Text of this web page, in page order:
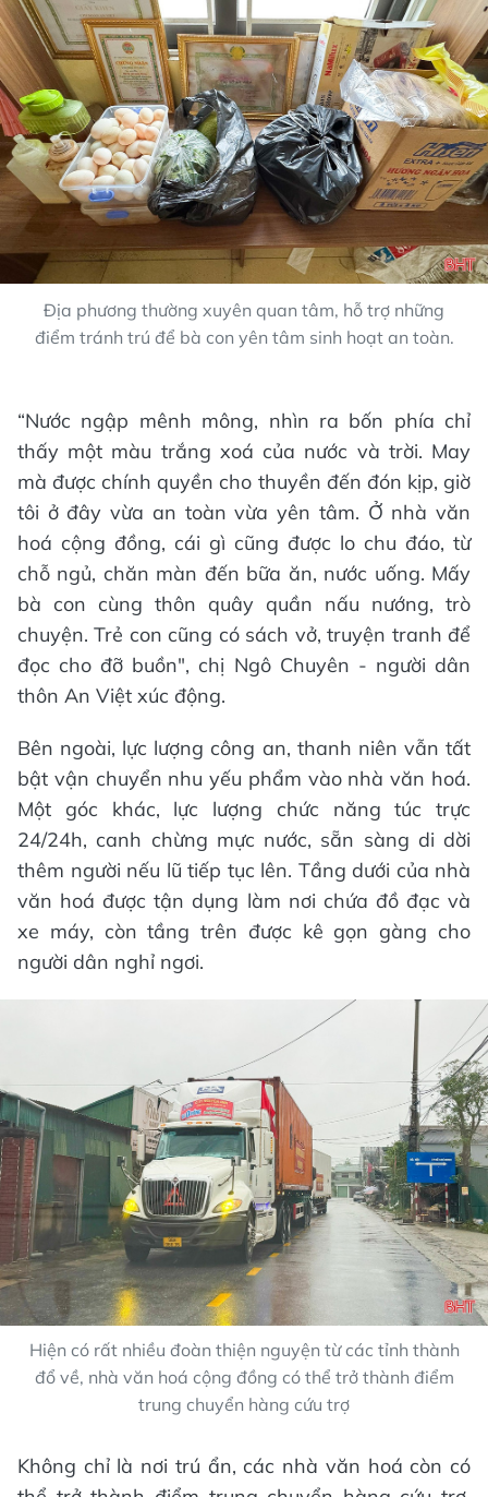
Địa phương thường xuyên quan tâm, hỗ trợ những
điểm tránh trú để bà con yên tâm sinh hoạt an toàn.
“Nước ngập mênh mông, nhìn ra bốn phía chỉ
thấy một màu trắng xoá của nước và trời. May
mà được chính quyền cho thuyền đến đón kịp, giờ
tôi ở đây vừa an toàn vừa yên tâm. Ở nhà văn
hoá cộng đồng, cái gì cũng được lo chu đáo, từ
chỗ ngủ, chăn màn đến bữa ăn, nước uống. Mấy
bà con cùng thôn quây quần nấu nướng, trò
chuyện. Trẻ con cũng có sách vở, truyện tranh để
đọc cho đỡ buồn", chị Ngô Chuyên - người dân
thôn An Việt xúc động.
Bên ngoài, lực lượng công an, thanh niên vẫn tất
bật vận chuyển nhu yếu phẩm vào nhà văn hoá.
Một góc khác, lực lượng chức năng túc trực
24/24h, canh chừng mực nước, sẵn sàng di dời
thêm người nếu lũ tiếp tục lên. Tầng dưới của nhà
văn hoá được tận dụng làm nơi chứa đồ đạc và
xe máy, còn tầng trên được kê gọn gàng cho
người dân nghỉ ngơi.
Hiện có rất nhiều đoàn thiện nguyện từ các tỉnh thành
đổ về, nhà văn hoá cộng đồng có thể trở thành điểm
trung chuyển hàng cứu trợ
Không chỉ là nơi trú ẩn, các nhà văn hoá còn có